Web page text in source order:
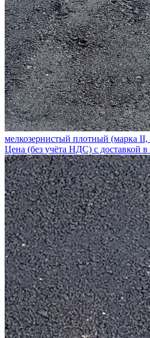
мелкозернистый плотный (марка
Цена (без учёта НДС) с доставкой в